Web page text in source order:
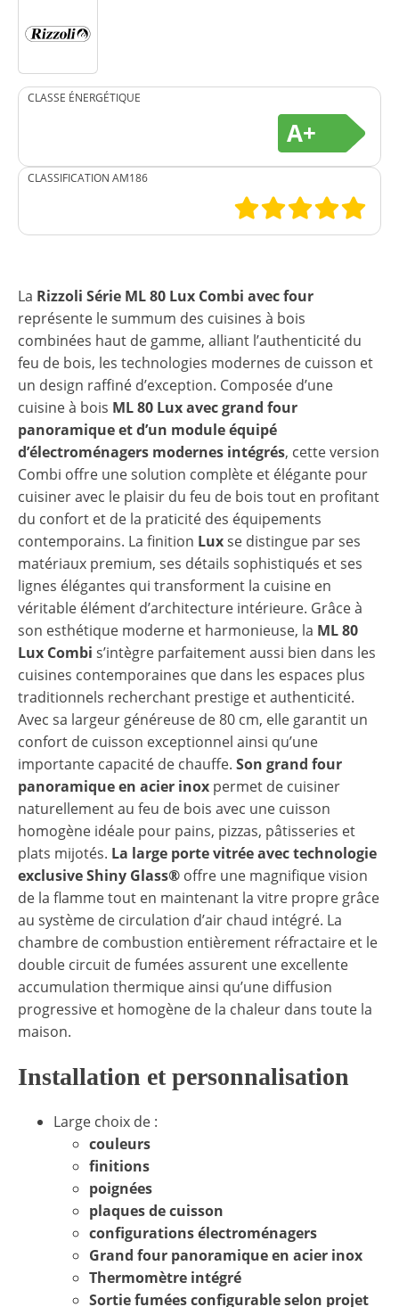
CLASSE ÉNERGÉTIQUE
A+
CLASSIFICATION AM186
La Rizzoli Série ML 80 Lux Combi avec four
représente le summum des cuisines à bois
combinées haut de gamme, alliant l’authenticité du
feu de bois, les technologies modernes de cuisson et
un design raffiné d’exception. Composée d’une
cuisine à bois ML 80 Lux avec grand four
panoramique et d’un module équipé
d’électroménagers modernes intégrés, cette version
Combi offre une solution complète et élégante pour
cuisiner avec le plaisir du feu de bois tout en profitant
du confort et de la praticité des équipements
contemporains. La finition Luxse distingue par ses
matériaux premium, ses détails sophistiqués et ses
lignes élégantes qui transforment la cuisine en
véritable élément d’architecture intérieure. Grâce à
son esthétique moderne et harmonieuse, la ML 80
Lux Combi s’intègre parfaitement aussi bien dans les
cuisines contemporaines que dans les espaces plus
traditionnels recherchant prestige et authenticité.
Avec sa largeur généreuse de 80 cm, elle garantit un
confort de cuisson exceptionnel ainsi qu’une
importante capacité de chauffe. Son grand four
panoramique en acier inox permet de cuisiner
naturellement au feu de bois avec une cuisson
homogène idéale pour pains, pizzas, pâtisseries et
plats mijotés. La large porte vitrée avec technologie
exclusiveShiny Glass® offre une magnifique vision
de la flamme tout en maintenant la vitre propre grâce
au système de circulation d’air chaud intégré. La
chambre de combustion entièrement réfractaire et le
double circuit de fumées assurent une excellente
accumulation thermique ainsi qu’une diffusion
progressive et homogène de la chaleur dans toute la
maison.
Installation et personnalisation
Large choix de :
couleurs
finitions
poignées
plaques de cuisson
configurations électroménagers
Grand four panoramique en acier inox
Thermomètre intégré
Sortie fumées configurable selon projet